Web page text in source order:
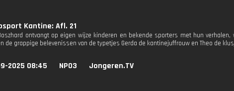
Kantine: Afl. 21
ontvangt op eigen wijze kinderen en bekende sporters met hun
de grappige belevenissen van de typetjes Gerda de kantinejuffrouw en Theo de
2025 08:45 NPO3 Jongeren.TV